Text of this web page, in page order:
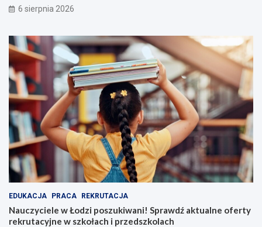
6 sierpnia 2026
EDUKACJA PRACA REKRUTACJA
Nauczyciele w Łodzi poszukiwani! Sprawdź aktualne oferty
rekrutacyjne w szkołach i przedszkolach